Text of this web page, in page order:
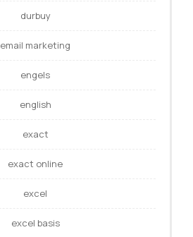
durbuy
email marketing
engels
english
exact
exact online
excel
excel basis